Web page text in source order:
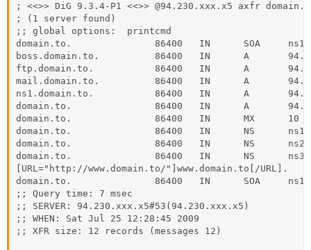
; <<>> DiG 9.3.4-P1 <<>> @94.230.xxx.x5 axfr
; (1 server found)
;; global options:  printcmd
domain.to.               86400   IN      SOA
boss.domain.to.          86400   IN      A
ftp.domain.to.           86400   IN      A
mail.domain.to.          86400   IN      A
ns1.domain.to.           86400   IN      A
domain.to.               86400   IN      A
domain.to.               86400   IN      MX      10
domain.to.               86400   IN      NS
domain.to.               86400   IN      NS
domain.to.               86400   IN      NS
[URL="http://www.domain.to/"]www.domain.to[/
domain.to.               86400   IN      SOA
;; Query time: 7 msec
;; SERVER: 94.230.xxx.x5#53(94.230.xxx.x5)
;; WHEN: Sat Jul 25 12:28:45 2009
;; XFR size: 12 records (messages 12)